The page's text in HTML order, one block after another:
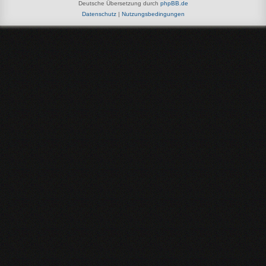
Deutsche Übersetzung durch phpBB.de
Datenschutz| Nutzungsbedingungen